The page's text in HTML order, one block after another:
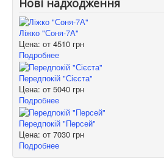
Ліжко "Соня-7А"
Цена: от 4510 грн
Подробнее
Передпокій "Сієста"
Цена: от 5040 грн
Подробнее
Передпокій "Персей"
Цена: от 7030 грн
Подробнее